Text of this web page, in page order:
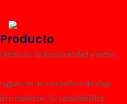
perfecta de funcionalidad y estilo.
es un compañero de viaje
moderno. Su característica